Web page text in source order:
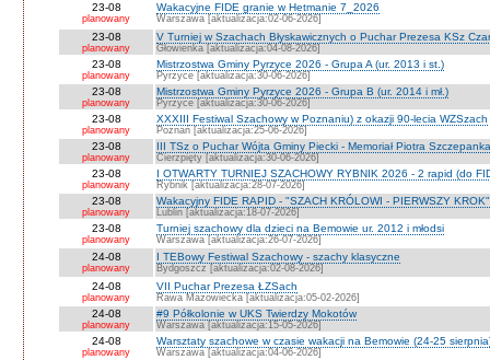
23-08
planowany
Wakacyjne FIDE granie w Hetmanie 7_2026
Warszawa [aktualizacja:02-06-2026]
23-08
planowany
V Turniej w Szachach Błyskawicznych o Puchar Prezesa KSz
Głowienka [aktualizacja:04-08-2026]
23-08
planowany
Mistrzostwa Gminy Pyrzyce 2026 - Grupa A (ur. 2013 i st.)
Pyrzyce [aktualizacja:30-06-2026]
23-08
planowany
Mistrzostwa Gminy Pyrzyce 2026 - Grupa B (ur. 2014 i mł.)
Pyrzyce [aktualizacja:30-06-2026]
23-08
planowany
XXXIII Festiwal Szachowy w Poznaniu) z okazji 90-lecia WZSzach
Poznań [aktualizacja:25-06-2026]
23-08
planowany
III TSz o Puchar Wójta Gminy Piecki - Memoriał Piotra
Cierzpięty [aktualizacja:30-06-2026]
23-08
planowany
I OTWARTY TURNIEJ SZACHOWY RYBNIK 2026 - 2 rapid (do
Rybnik [aktualizacja:28-07-2026]
23-08
planowany
Wakacyjny FIDE RAPID - "SZACH KRÓLOWI - PIERWSZY
Lublin [aktualizacja:18-07-2026]
23-08
planowany
Turniej szachowy dla dzieci na Bemowie ur. 2012 i młodsi
Warszawa [aktualizacja:26-07-2026]
24-08
planowany
I TEBowy Festiwal Szachowy - szachy klasyczne
Bydgoszcz [aktualizacja:02-08-2026]
24-08
planowany
VII Puchar Prezesa ŁZSach
Rawa Mazowiecka [aktualizacja:05-02-2026]
24-08
planowany
#9 Półkolonie w UKS Twierdzy Mokotów
Warszawa [aktualizacja:15-05-2026]
24-08
planowany
Warsztaty szachowe w czasie wakacji na Bemowie (24-25
Warszawa [aktualizacja:04-06-2026]